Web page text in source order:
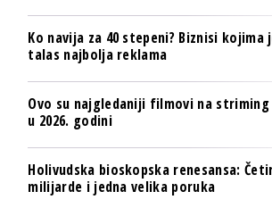
Ko navija za 40 stepeni? Biznisi
talas najbolja reklama
Ovo su najgledaniji filmovi na
u 2026. godini
Holivudska bioskopska renesansa:
milijarde i jedna velika poruka